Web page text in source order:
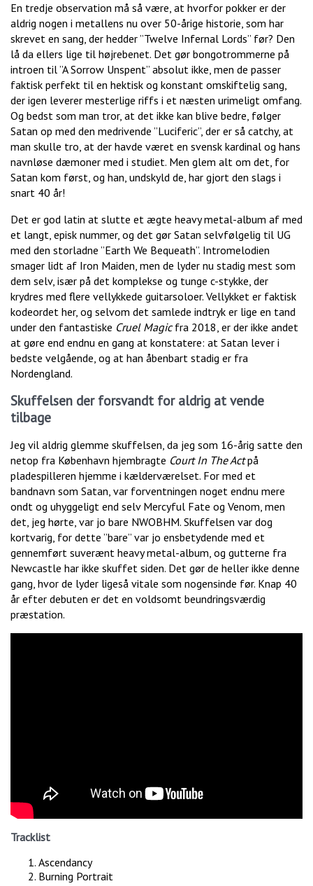
En tredje observation må så være, at hvorfor pokker er der
aldrig nogen i metallens nu over 50-årige historie, som har
skrevet en sang, der hedder ”Twelve Infernal Lords” før? Den
lå da ellers lige til højrebenet. Det gør bongotrommerne på
introen til ”A Sorrow Unspent” absolut ikke, men de passer
faktisk perfekt til en hektisk og konstant omskiftelig sang,
der igen leverer mesterlige riffs i et næsten urimeligt omfang.
Og bedst som man tror, at det ikke kan blive bedre, følger
Satan op med den medrivende ”Luciferic”, der er så catchy, at
man skulle tro, at der havde været en svensk kardinal og hans
navnløse dæmoner med i studiet. Men glem alt om det, for
Satan kom først, og han, undskyld de, har gjort den slags i
snart 40 år!
Det er god latin at slutte et ægte heavy metal-album af med
et langt, episk nummer, og det gør Satan selvfølgelig til UG
med den storladne ”Earth We Bequeath”. Intromelodien
smager lidt af Iron Maiden, men de lyder nu stadig mest som
dem selv, især på det komplekse og tunge c-stykke, der
krydres med flere vellykkede guitarsoloer. Vellykket er faktisk
kodeordet her, og selvom det samlede indtryk er lige en tand
under den fantastiske Cruel Magicfra 2018, er der ikke andet
at gøre end endnu en gang at konstatere: at Satan lever i
bedste velgående, og at han åbenbart stadig er fra
Nordengland.
Skuffelsen der forsvandt for aldrig at vende
tilbage
Jeg vil aldrig glemme skuffelsen, da jeg som 16-årig satte den
netop fra København hjembragte Court In The Actpå
pladespilleren hjemme i kælderværelset. For med et
bandnavn som Satan, var forventningen noget endnu mere
ondt og uhyggeligt end selv Mercyful Fate og Venom, men
det, jeg hørte, var jo bare NWOBHM. Skuffelsen var dog
kortvarig, for dette ”bare” var jo ensbetydende med et
gennemført suverænt heavy metal-album, og gutterne fra
Newcastle har ikke skuffet siden. Det gør de heller ikke denne
gang, hvor de lyder ligeså vitale som nogensinde før. Knap 40
år efter debuten er det en voldsomt beundringsværdig
præstation.
Tracklist
Ascendancy
Burning Portrait